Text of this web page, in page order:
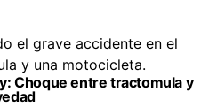
Choque entre tractomula y